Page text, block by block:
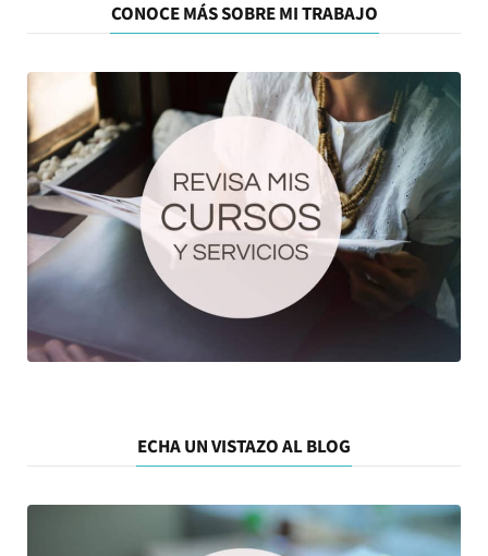
CONOCE MÁS SOBRE MI TRABAJO
ECHA UN VISTAZO AL BLOG